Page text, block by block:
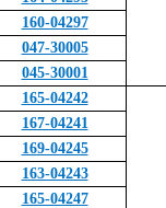
160-04297
047-30005
045-30001
165-04242
167-04241
169-04245
163-04243
165-04247